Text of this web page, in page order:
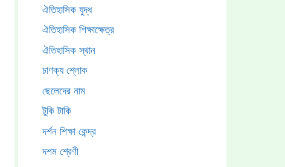
ঐতিহাসিক যুদ্ধ
ঐতিহাসিক শিক্ষাক্ষেত্র
ঐতিহাসিক স্থান
চাণক্য শ্লোক
ছেলেদের নাম
টুকি টাকি
দর্শন শিক্ষা কেন্দ্র
দশম শ্রেণী